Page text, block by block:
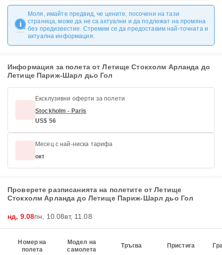
Моля, имайте предвид, че цените, посочени на тази
страница, може да не са актуални и да подлежат на промяна
без предизвестие. Стремим се да предоставим най-точната и
актуална информация.
Информация за полета от Летище Стокхолм Арланда до
Летище Париж-Шарл дьо Гол
Ексклузивни оферти за полети
Stockholm - Paris
US$ 56
Месец с най-ниска тарифа
окт
Проверете разписанията на полетите от Летище
Стокхолм Арланда до Летище Париж-Шарл дьо Гол
нд, 9.08пн, 10.08вт, 11.08
Номер на
полета
Модел на
самолета
Тръгва Пристига